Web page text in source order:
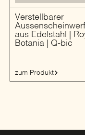
Verstellbarer
aus Edelstahl |
Botania | Q-bic
zum Produkt